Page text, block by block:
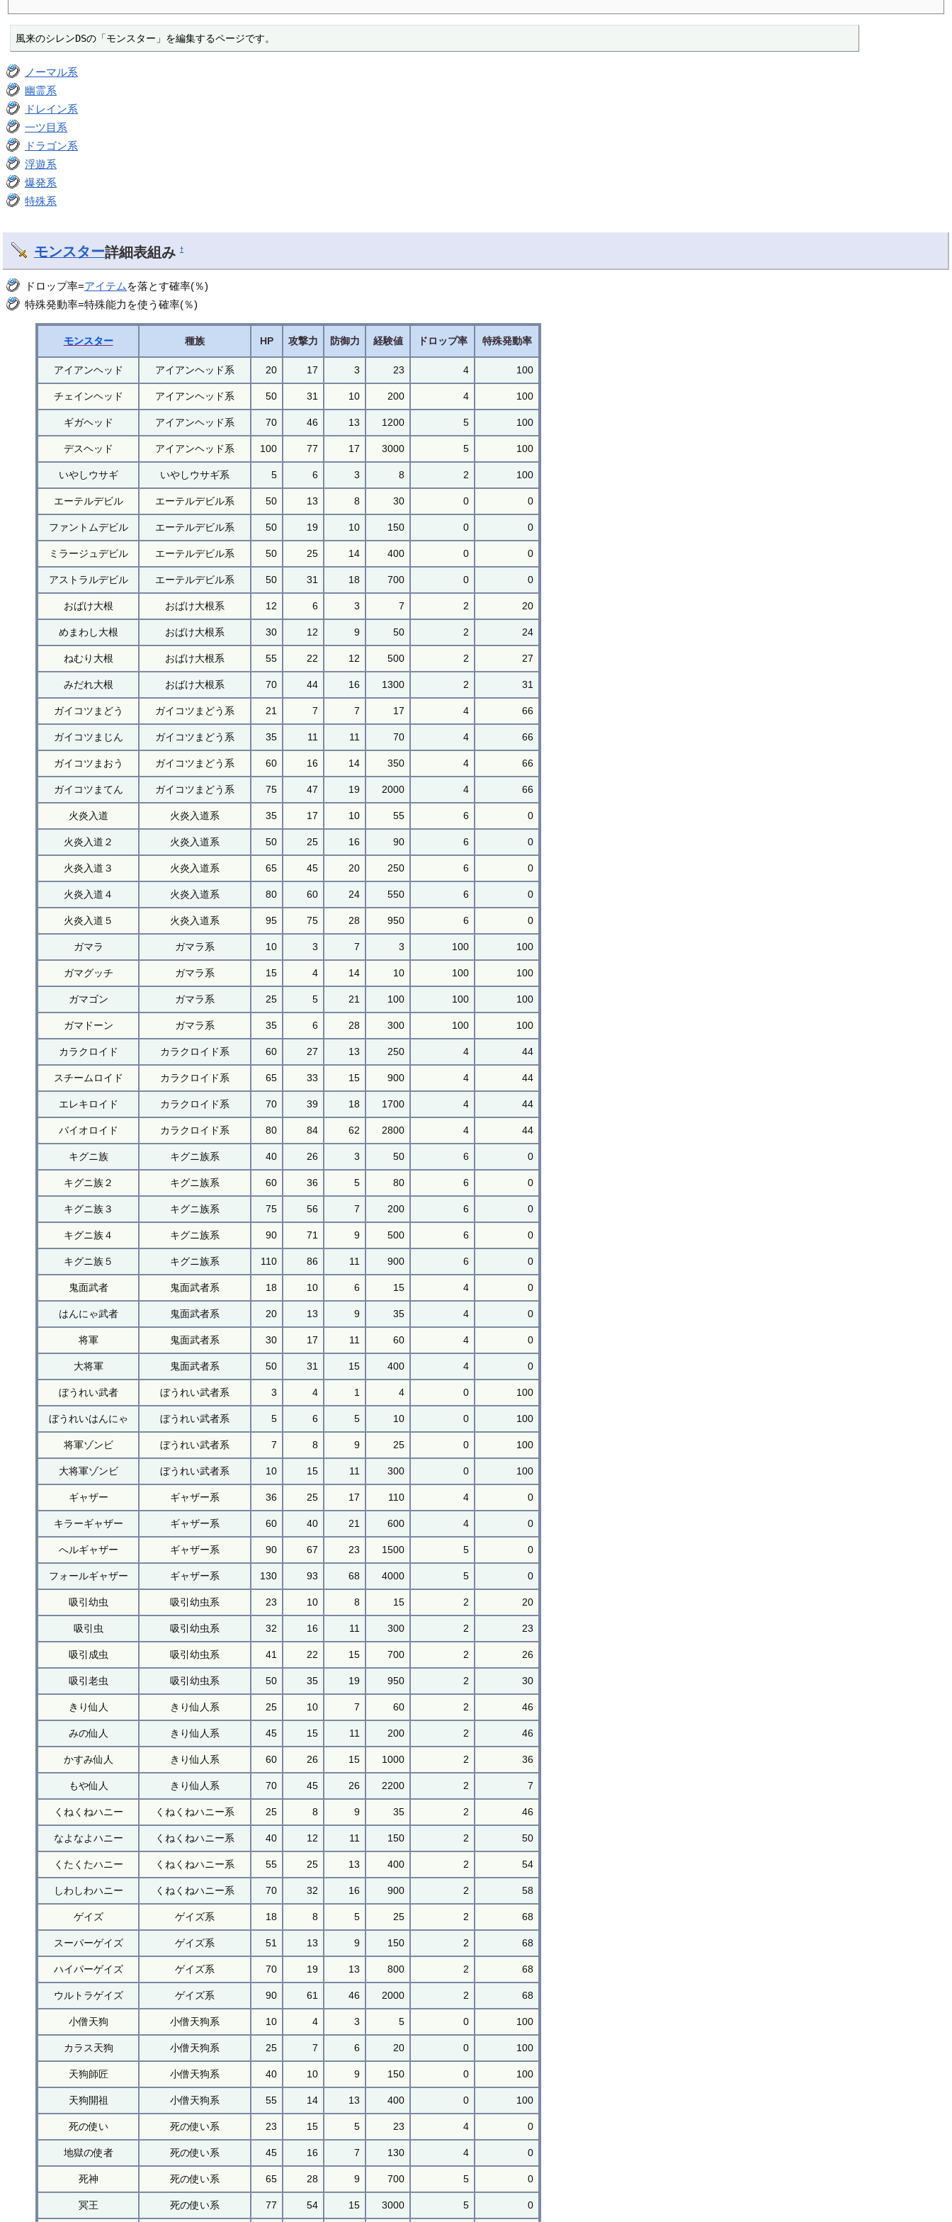
風来のシレンDSの「モンスター」を編集するページです。
ノーマル系
幽霊系
ドレイン系
一ツ目系
ドラゴン系
浮遊系
爆発系
特殊系
モンスター詳細表組み †
ドロップ率=アイテム を落とす確率(％)
特殊発動率=特殊能力を使う確率(％)
モンスター 種族 HP 攻撃力 防御力 経験値 ドロップ率 特殊発動率
アイアンヘッド アイアンヘッド系 20 17 3 23 4 100
チェインヘッド アイアンヘッド系 50 31 10 200 4 100
ギガヘッド アイアンヘッド系 70 46 13 1200 5 100
デスヘッド アイアンヘッド系 100 77 17 3000 5 100
いやしウサギ いやしウサギ系 5 6 3 8 2 100
エーテルデビル エーテルデビル系 50 13 8 30 0 0
ファントムデビル エーテルデビル系 50 19 10 150 0 0
ミラージュデビル エーテルデビル系 50 25 14 400 0 0
アストラルデビル エーテルデビル系 50 31 18 700 0 0
おばけ大根 おばけ大根系 12 6 3 7 2 20
めまわし大根 おばけ大根系 30 12 9 50 2 24
ねむり大根 おばけ大根系 55 22 12 500 2 27
みだれ大根 おばけ大根系 70 44 16 1300 2 31
ガイコツまどう ガイコツまどう系 21 7 7 17 4 66
ガイコツまじん ガイコツまどう系 35 11 11 70 4 66
ガイコツまおう ガイコツまどう系 60 16 14 350 4 66
ガイコツまてん ガイコツまどう系 75 47 19 2000 4 66
火炎入道 火炎入道系 35 17 10 55 6 0
火炎入道２ 火炎入道系 50 25 16 90 6 0
火炎入道３ 火炎入道系 65 45 20 250 6 0
火炎入道４ 火炎入道系 80 60 24 550 6 0
火炎入道５ 火炎入道系 95 75 28 950 6 0
ガマラ ガマラ系 10 3 7 3 100 100
ガマグッチ ガマラ系 15 4 14 10 100 100
ガマゴン ガマラ系 25 5 21 100 100 100
ガマドーン ガマラ系 35 6 28 300 100 100
カラクロイド カラクロイド系 60 27 13 250 4 44
スチームロイド カラクロイド系 65 33 15 900 4 44
エレキロイド カラクロイド系 70 39 18 1700 4 44
バイオロイド カラクロイド系 80 84 62 2800 4 44
キグニ族 キグニ族系 40 26 3 50 6 0
キグニ族２ キグニ族系 60 36 5 80 6 0
キグニ族３ キグニ族系 75 56 7 200 6 0
キグニ族４ キグニ族系 90 71 9 500 6 0
キグニ族５ キグニ族系 110 86 11 900 6 0
鬼面武者 鬼面武者系 18 10 6 15 4 0
はんにゃ武者 鬼面武者系 20 13 9 35 4 0
将軍 鬼面武者系 30 17 11 60 4 0
大将軍 鬼面武者系 50 31 15 400 4 0
ぼうれい武者 ぼうれい武者系 3 4 1 4 0 100
ぼうれいはんにゃ ぼうれい武者系 5 6 5 10 0 100
将軍ゾンビ ぼうれい武者系 7 8 9 25 0 100
大将軍ゾンビ ぼうれい武者系 10 15 11 300 0 100
ギャザー ギャザー系 36 25 17 110 4 0
キラーギャザー ギャザー系 60 40 21 600 4 0
へルギャザー ギャザー系 90 67 23 1500 5 0
フォールギャザー ギャザー系 130 93 68 4000 5 0
吸引幼虫 吸引幼虫系 23 10 8 15 2 20
吸引虫 吸引幼虫系 32 16 11 300 2 23
吸引成虫 吸引幼虫系 41 22 15 700 2 26
吸引老虫 吸引幼虫系 50 35 19 950 2 30
きり仙人 きり仙人系 25 10 7 60 2 46
みの仙人 きり仙人系 45 15 11 200 2 46
かすみ仙人 きり仙人系 60 26 15 1000 2 36
もや仙人 きり仙人系 70 45 26 2200 2 7
くねくねハニー くねくねハニー系 25 8 9 35 2 46
なよなよハニー くねくねハニー系 40 12 11 150 2 50
くたくたハニー くねくねハニー系 55 25 13 400 2 54
しわしわハニー くねくねハニー系 70 32 16 900 2 58
ゲイズ ゲイズ系 18 8 5 25 2 68
スーパーゲイズ ゲイズ系 51 13 9 150 2 68
ハイパーゲイズ ゲイズ系 70 19 13 800 2 68
ウルトラゲイズ ゲイズ系 90 61 46 2000 2 68
小僧天狗 小僧天狗系 10 4 3 5 0 100
カラス天狗 小僧天狗系 25 7 6 20 0 100
天狗師匠 小僧天狗系 40 10 9 150 0 100
天狗開祖 小僧天狗系 55 14 13 400 0 100
死の使い 死の使い系 23 15 5 23 4 0
地獄の使者 死の使い系 45 16 7 130 4 0
死神 死の使い系 65 28 9 700 5 0
冥王 死の使い系 77 54 15 3000 5 0